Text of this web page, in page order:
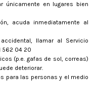
únicamente en lugares bien
acuda inmediatamente al
llamar al Servicio
562 04 20
(p.e. gafas de sol, correas)
deteriorar.
para las personas y el medio